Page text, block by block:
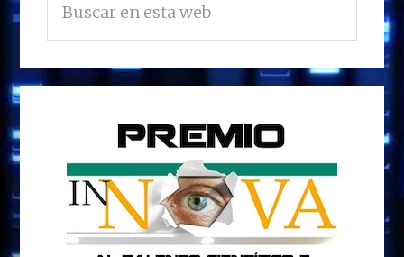
n
o
k
n
p
r
PRINCIPAL
en
esta
web